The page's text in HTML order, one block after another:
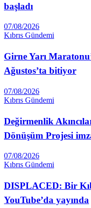
başladı
07/08/2026
Kıbrıs Gündemi
Girne Yarı
Ağustos’ta bitiyor
07/08/2026
Kıbrıs Gündemi
Değirmenlik
Dönüşüm Projesi
07/08/2026
Kıbrıs Gündemi
DISPLACED: Bir
YouTube’da yayında